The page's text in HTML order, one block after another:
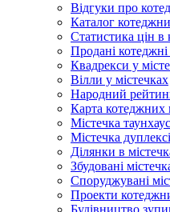
Відгуки про
Каталог
Статистика цін в
Продані котеджні
Квадрекси у
Вілли у містечках
Народний
Карта котеджних
Містечка
Містечка
Ділянки в
Збудовані
Споруджувані
Проекти